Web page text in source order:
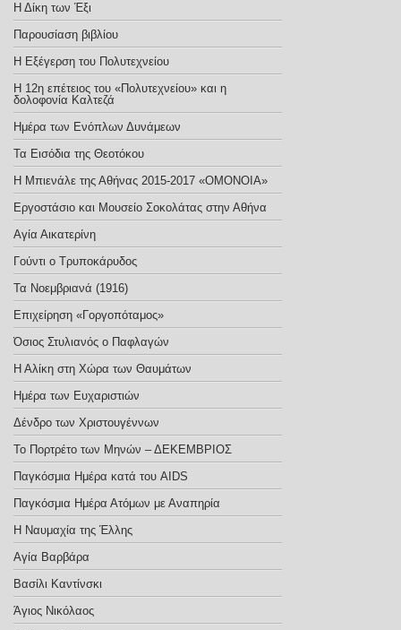
Η Δίκη των Έξι
Παρουσίαση βιβλίου
Η Εξέγερση του Πολυτεχνείου
Η 12η επέτειος του «Πολυτεχνείου» και η
δολοφονία Καλτεζά
Ημέρα των Ενόπλων Δυνάμεων
Τα Εισόδια της Θεοτόκου
Η Μπιενάλε της Αθήνας 2015-2017 «ΟΜΟΝΟΙΑ»
Εργοστάσιο και Μουσείο Σοκολάτας στην Αθήνα
Αγία Αικατερίνη
Γούντι ο Τρυποκάρυδος
Τα Νοεμβριανά (1916)
Επιχείρηση «Γοργοπόταμος»
Όσιος Στυλιανός ο Παφλαγών
Η Αλίκη στη Χώρα των Θαυμάτων
Ημέρα των Ευχαριστιών
Δένδρο των Χριστουγέννων
Το Πορτρέτο των Μηνών – ΔΕΚΕΜΒΡΙΟΣ
Παγκόσμια Ημέρα κατά του AIDS
Παγκόσμια Ημέρα Ατόμων με Αναπηρία
Η Ναυμαχία της Έλλης
Αγία Βαρβάρα
Βασίλι Καντίνσκι
Άγιος Νικόλαος